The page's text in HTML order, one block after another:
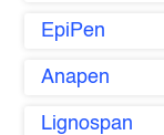
EpiPen
Anapen
Lignospan